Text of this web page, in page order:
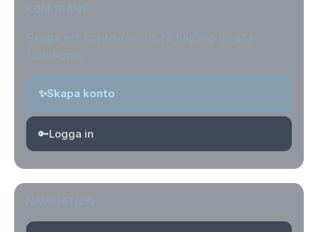
✨Skapa konto
🔑Logga in